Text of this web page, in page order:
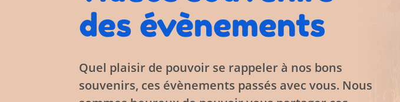
des évènements
Quel plaisir de pouvoir se rappeler à nos bons
souvenirs, ces évènements passés avec vous. Nous